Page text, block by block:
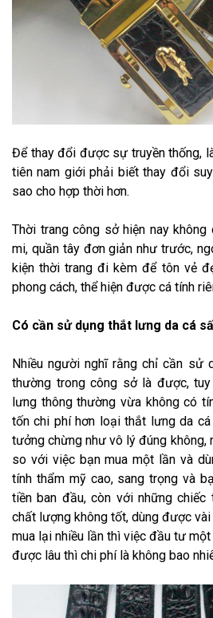
Để thay đổi được sự truyền thống,
tiên nam giới phải biết thay đổi
sao cho hợp thời hơn.
Thời trang công sở hiện nay
mi, quần tây đơn giản như trước,
kiện thời trang đi kèm để tôn vẻ
phong cách, thể hiện được cá tính
Có cần sử dụng thắt lưng da cá
Nhiều người nghĩ rằng chỉ cần sử
thường trong công sở là được,
lưng thông thường vừa không có
tốn chi phí hơn loại thắt lưng da
tưởng chừng như vô lý đúng không,
so với việc bạn mua một lần và
tính thẩm mỹ cao, sang trọng và
tiền ban đầu, còn với những
chất lượng không tốt, dùng được
mua lại nhiều lần thì việc đầu tư
được lâu thì chi phí là không bao